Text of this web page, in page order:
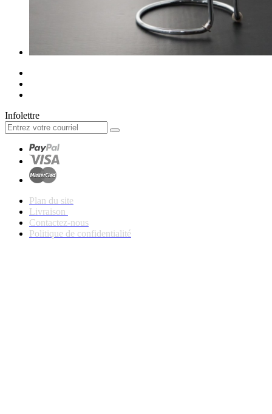
Infolettre
Plan du site
Livraison
Contactez-nous
Politique de confidentialité